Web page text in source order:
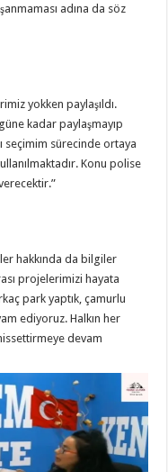
adına da söz
yokken paylaşıldı.
kadar paylaşmayıp
seçimim sürecinde ortaya
Konu polise
hakkında da bilgiler
projelerimizi hayata
park yaptık, çamurlu
ediyoruz. Halkın her
devam